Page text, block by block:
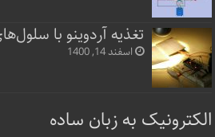
تغذیه آردوینو با
اسفند 14, 1400
الکترونیک به زبان ساده